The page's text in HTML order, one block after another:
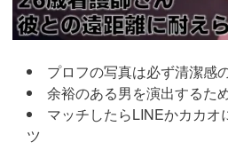
プロフの写真は必ず清潔感
余裕のある男を演出するた
マッチしたらLINEかカカオ
ツ